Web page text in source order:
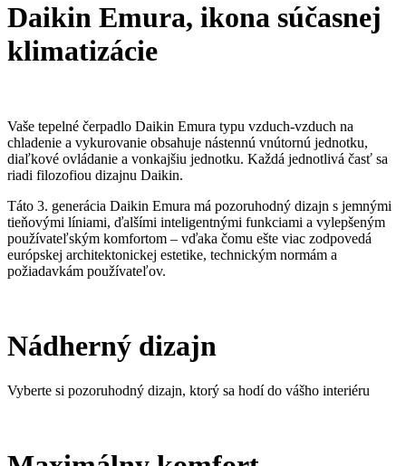
Daikin Emura, ikona súčasnej
klimatizácie
Vaše tepelné čerpadlo Daikin Emura typu vzduch-vzduch na
chladenie a vykurovanie obsahuje nástennú vnútornú jednotku,
diaľkové ovládanie a vonkajšiu jednotku. Každá jednotlivá časť sa
riadi filozofiou dizajnu Daikin.
Táto 3. generácia Daikin Emura má pozoruhodný dizajn s jemnými
tieňovými líniami, ďalšími inteligentnými funkciami a vylepšeným
používateľským komfortom – vďaka čomu ešte viac zodpovedá
európskej architektonickej estetike, technickým normám a
požiadavkám používateľov.
Nádherný dizajn
Vyberte si pozoruhodný dizajn, ktorý sa hodí do vášho interiéru